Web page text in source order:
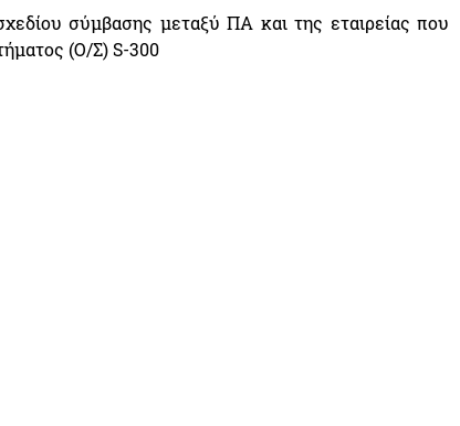
σύμβασης μεταξύ ΠΑ και της εταιρείας που
(Ο/Σ) S-300